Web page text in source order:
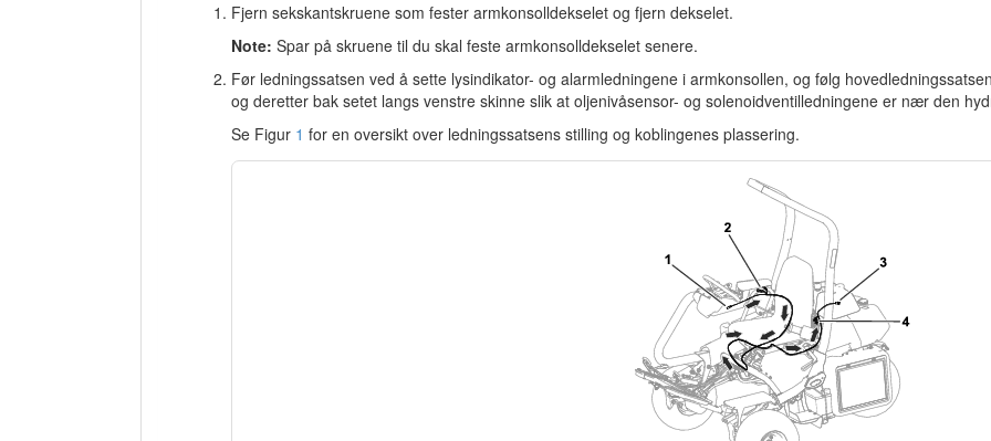
Fjern sekskantskruene som fester armkonsolldekselet og fjern dekselet.
Note:Spar på skruene til du skal feste armkonsolldekselet senere.
Før ledningssatsen ved å sette lysindikator- og alarmledningene i armkonsollen, og følg
og deretter bak setet langs venstre skinne slik at oljenivåsensor- og solenoidventilledningene er nær den
Se Figur 1 for en oversikt over ledningssatsens stilling og koblingenes plassering.